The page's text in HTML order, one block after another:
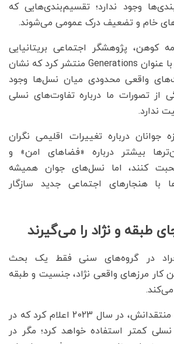
وجود ندارد؛ تقسیم‌بندی‌هایی که
خام و تضعیف درک عمومی می‌شوند.
کوهن، پژوهشگر اجتماعی بریتانیایی
Bobby Duffy کتابی با عنوان Generations منتشر کرد که نشان
واقعی محدودی میان نسل‌ها وجود
از تصورات ما درباره تفاوت‌های نسلی
ندارد.
جوانان درباره تغییرات اقلیمی نگران
بیشتر درباره «فضاهای امن» و
کنند، اما نسل‌های جوان همیشه
با هنجارهای اجتماعی جدید سازگار
طبقه و نژاد را می‌گیرند
در گروه‌های سنی فقط یک بحث
کار مرزهای واقعی نژاد، جنسیت و طبقه
مرکز پیو در پاسخ به منتقدانش، در سال 2023 اعلام کرد که در
نسلی کمتر استفاده خواهد کرد؛ مگر در